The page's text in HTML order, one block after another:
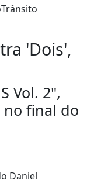
Trânsito
'Dois',
Vol. 2",
no final do
Daniel